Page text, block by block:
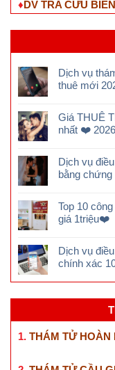
♦DV TRA CỨU
Dịch vụ
thuê mới
Giá THUÊ
nhất ❤️ 2026
Dịch vụ
bằng chứng
Top 10
giá 1triệu❤️
Dịch vụ
chính xác
1. THÁM TỬ HOÀN